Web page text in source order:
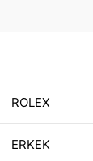
ROLEX
ERKEK